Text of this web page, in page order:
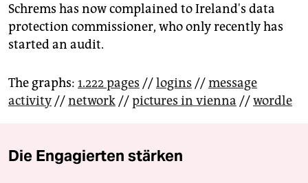
Schrems has now complained to Ireland's data
protection commissioner, who only recently has
started an audit.
The graphs: 1.222 pages //logins //message
activity //network //pictures in vienna //wordle
Die Engagierten stärken